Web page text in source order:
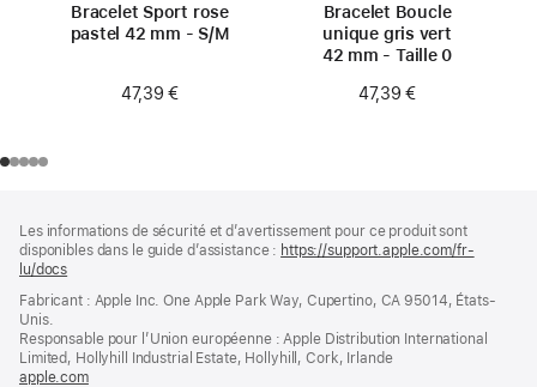
Bracelet Sport rose
pastel 42 mm - S/M
47,39 €
Bracelet Boucle
unique gris vert
42 mm - Taille 0
47,39 €
de
page
de
bas
page
Les informations de sécurité et d’avertissement pour ce produit sont
disponibles dans le guide d’assistance : https://support.apple.com/fr-
lu/docs
une
fenêtre)
Fabricant : Apple Inc. One Apple Park Way, Cupertino, CA 95014, États-
Unis.
Responsable pour l’Union européenne : Apple Distribution International
Limited, Hollyhill Industrial Estate, Hollyhill, Cork, Irlande
apple.com(s’ouvre